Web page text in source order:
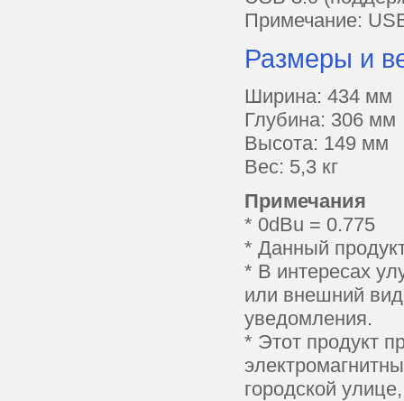
Примечание:
Размеры и
Ширина: 434 мм
Глубина: 306 мм
Высота: 149 мм
Вес: 5,3 кг
Примечания
* 0dBu = 0.775
* Данный
* В интересах
или внешний вид
уведомления.
* Этот продукт
городской